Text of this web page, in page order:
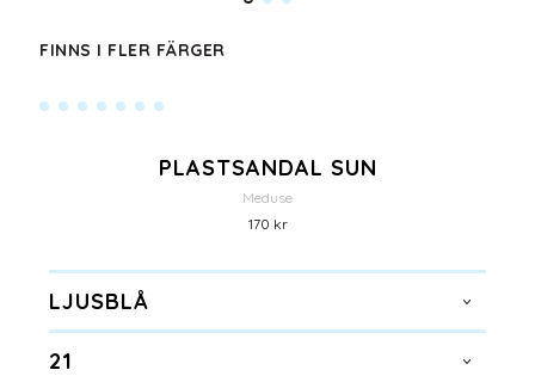
FINNS I FLER FÄRGER
PLASTSANDAL SUN
Meduse
170 kr
LJUSBLÅ
21